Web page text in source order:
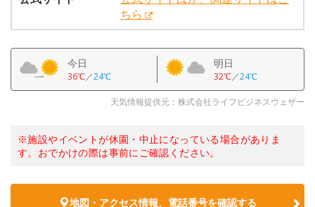
ちら
今日
36℃／24℃
明日
32℃／24℃
天気情報提供元：株式会社ライフビジネスウェザー
※施設やイベントが休園・中止になっている場合がありま
す。おでかけの際は事前にご確認ください。
地図・アクセス情報、電話番号を確認する